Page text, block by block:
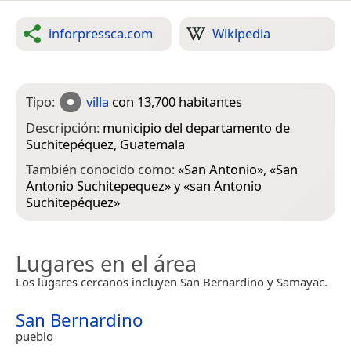
inforpressca.com Wikipedia
Tipo: villa con 13,700 habitantes
Descripción: municipio del departamento de
Suchitepéquez, Guatemala
También conocido como:«San Antonio», «San
Antonio Suchitepequez» y «san Antonio
Suchitepéquez»
Lugares en el área
Los lugares cercanos incluyen San Bernardino y Samayac.
San Bernardino
pueblo